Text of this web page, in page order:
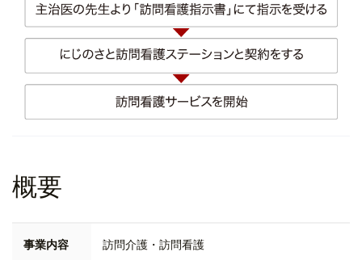
概要
事業内容 訪問介護・訪問看護